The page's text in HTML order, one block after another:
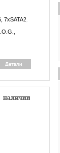
7xSATA2,